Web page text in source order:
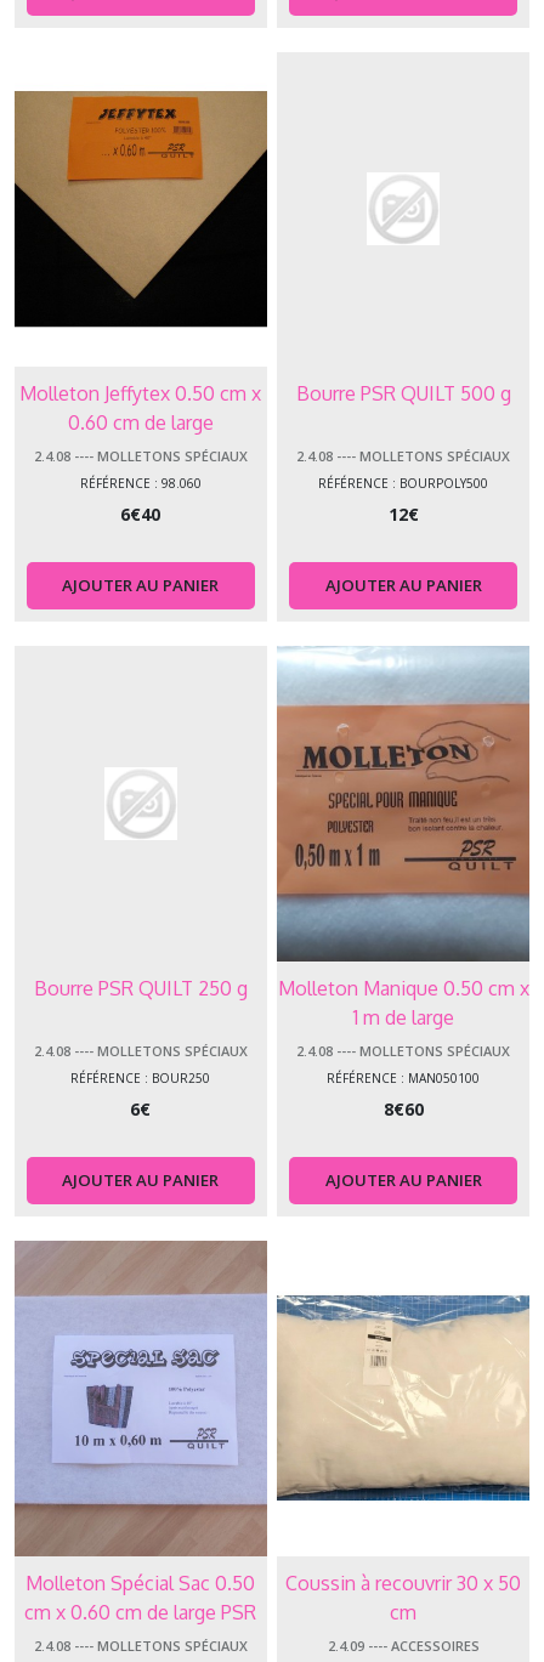
Molleton Jeffytex 0.50 cm x
0.60 cm de large
2.4.08 ---- MOLLETONS SPÉCIAUX
RÉFÉRENCE : 98.060
6€40
AJOUTER AU PANIER
Bourre PSR QUILT 500 g
2.4.08 ---- MOLLETONS SPÉCIAUX
RÉFÉRENCE : BOURPOLY500
12€
AJOUTER AU PANIER
Bourre PSR QUILT 250 g
2.4.08 ---- MOLLETONS SPÉCIAUX
RÉFÉRENCE : BOUR250
6€
AJOUTER AU PANIER
Molleton Manique 0.50 cm x
1 m de large
2.4.08 ---- MOLLETONS SPÉCIAUX
RÉFÉRENCE : MAN050100
8€60
AJOUTER AU PANIER
Molleton Spécial Sac 0.50
cm x 0.60 cm de large PSR
QUILT
2.4.08 ---- MOLLETONS SPÉCIAUX
Coussin à recouvrir 30 x 50
cm
2.4.09 ---- ACCESSOIRES